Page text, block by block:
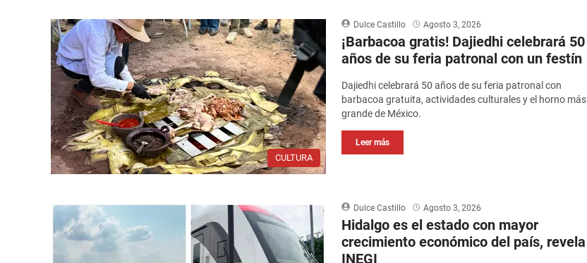
CULTURA
Dulce Castillo Agosto 3, 2026
¡Barbacoa gratis! Dajiedhi celebrará 50
años de su feria patronal con un festín
Dajiedhi celebrará 50 años de su feria patronal con
barbacoa gratuita, actividades culturales y el horno más
grande de México.
Leer más
Dulce Castillo Agosto 3, 2026
Hidalgo es el estado con mayor
crecimiento económico del país, revela
INEGI